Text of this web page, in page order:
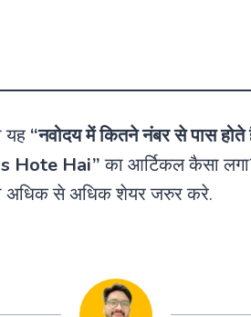
यह“नवोदय में कितने नंबर से पास
Hote Hai”का आर्टिकल कैसा
अधिक से अधिक शेयर जरुर करे.